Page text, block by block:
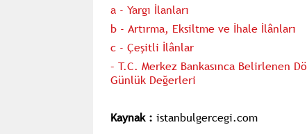
a - Yargı İlanları
b - Artırma, Eksiltme ve İhale İlânları
c - Çeşitli İlânlar
– T.C. Merkez Bankasınca Belirlenen
Günlük Değerleri
Kaynak : istanbulgercegi.com